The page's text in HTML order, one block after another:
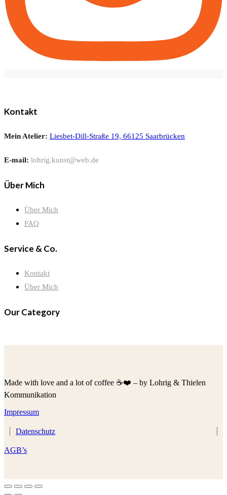
Kontakt
Mein Atelier: Liesbet-Dill-Straße 19, 66125 Saarbrücken
E-mail: lohrig.kunst@web.de
Über Mich
Über Mich
FAQ
Service & Co.
Kontakt
Über Mich
Our Category
Made with love and a lot of coffee ☕️❤️ – by Lohrig & Thielen
Kommunikation
Impressum
Datenschutz
AGB’s